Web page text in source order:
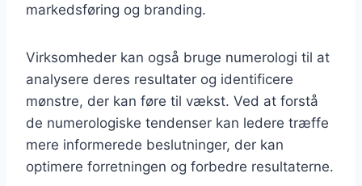
markedsføring og branding.
Virksomheder kan også bruge numerologi til at
analysere deres resultater og identificere
mønstre, der kan føre til vækst. Ved at forstå
de numerologiske tendenser kan ledere træffe
mere informerede beslutninger, der kan
optimere forretningen og forbedre resultaterne.